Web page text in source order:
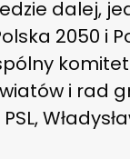
dalej,
2050 i
i rad